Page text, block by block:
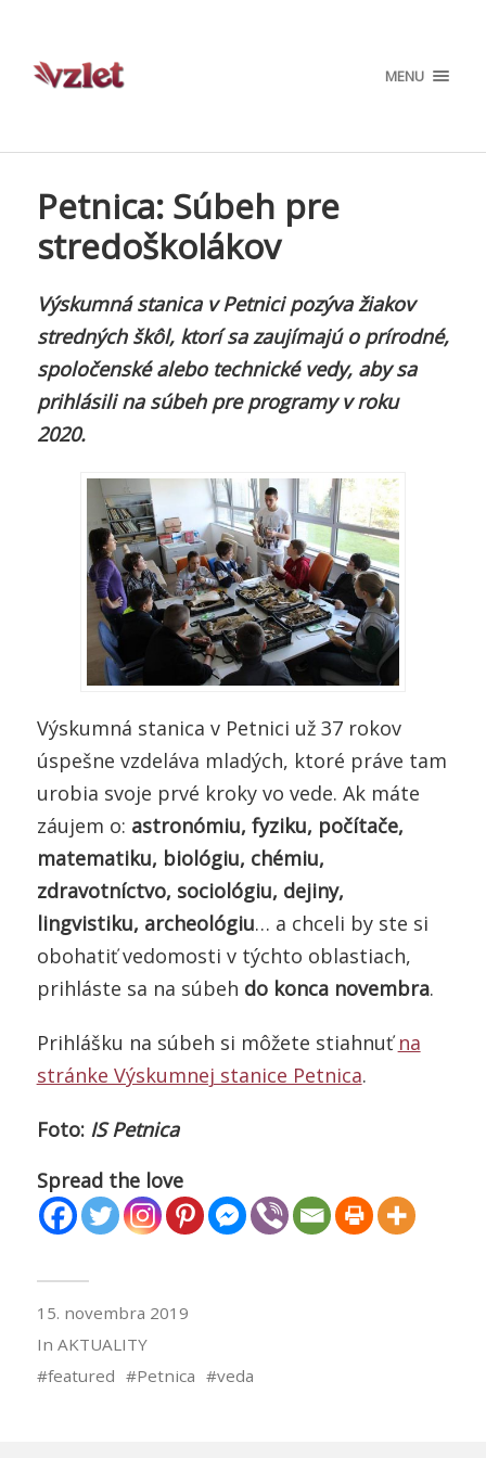
MENU
Petnica: Súbeh pre
stredoškolákov
Výskumná stanica v Petnici pozýva žiakov
stredných škôl, ktorí sa zaujímajú o prírodné,
spoločenské alebo technické vedy, aby sa
prihlásili na súbeh pre programy v roku
2020.
Výskumná stanica v Petnici už 37 rokov
úspešne vzdeláva mladých, ktoré práve tam
urobia svoje prvé kroky vo vede. Ak máte
záujem o: astronómiu, fyziku, počítače,
matematiku, biológiu, chémiu,
zdravotníctvo, sociológiu, dejiny,
lingvistiku, archeológiu… a chceli by ste si
obohatiť vedomosti v týchto oblastiach,
prihláste sa na súbeh do konca novembra.
Prihlášku na súbeh si môžete stiahnuťna
stránke Výskumnej stanice Petnica.
Foto: IS Petnica
Spread the love
15. novembra 2019
In AKTUALITY
featured
Petnica veda